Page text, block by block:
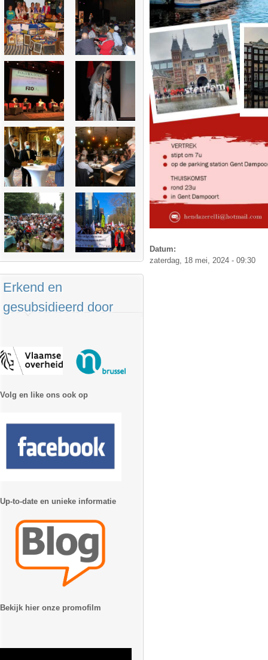
Datum:
zaterdag, 18 mei, 2024 - 09:30
Erkend en
gesubsidieerd door
Volg en like ons ook op
Up-to-date en unieke informatie
Bekijk hier onze promofilm